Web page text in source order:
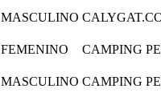
MASCULINO
FEMENINO CAMPING
MASCULINO CAMPING